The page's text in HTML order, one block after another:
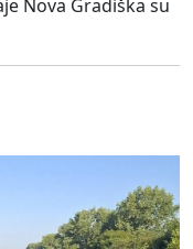
Nova Gradiška su